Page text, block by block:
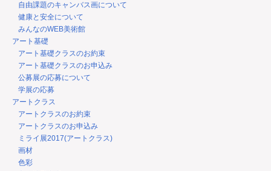
自由課題のキャンバス画について
健康と安全について
みんなのWEB美術館
アート基礎
アート基礎クラスのお約束
アート基礎クラスのお申込み
公募展の応募について
学展の応募
アートクラス
アートクラスのお約束
アートクラスのお申込み
ミライ展2017(アートクラス)
画材
色彩